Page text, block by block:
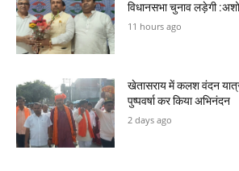
विधानसभा चुनाव लड़ेगी
11 hours ago
खेतासराय में कलश वंदन
पुष्पवर्षा कर किया अभिनंदन
2 days ago